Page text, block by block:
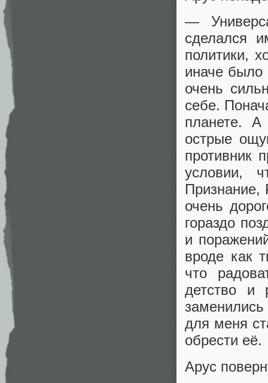
—
сделался
политики,
иначе было
очень
себе.
планете. А
острые
противник
условии,
Признание,
очень
гораздо
и
вроде как
что
детство и
для меня
обрести её.
Арус